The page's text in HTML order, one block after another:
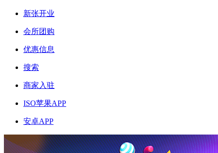
新张开业
会所团购
优惠信息
搜索
商家入驻
ISO苹果APP
安卓APP